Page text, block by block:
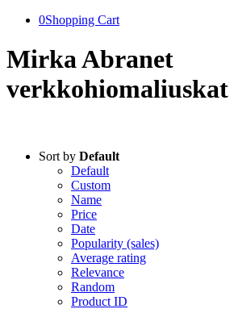
0Shopping Cart
Mirka Abranet
verkkohiomaliuskat
Sort by Default
Default
Custom
Name
Price
Date
Popularity (sales)
Average rating
Relevance
Random
Product ID